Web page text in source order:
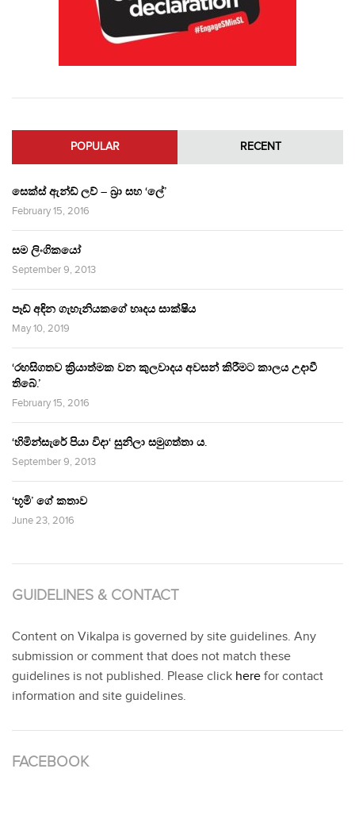
POPULAR RECENT
සෙක්ස් ඇන්ඩ් ලව් – බ්‍රා සහ ‘ලේ’
February 15, 2016
සම ලිංගිකයෝ
September 9, 2013
පෑඩ් අඳින ගැහැනියකගේ හෘදය සාක්ෂිය
May 10, 2019
‘රහසිගතව ක්‍රියාත්මක වන කුලවාදය අවසන් කිරීමට කාලය උදාවී
තිබේ.’
February 15, 2016
‘හිමින්සැරේ පියා විදා‘ සුනිලා සමුගත්තා ය.
September 9, 2013
‘භූමි’ ගේ කතාව
June 23, 2016
GUIDELINES & CONTACT
Content on Vikalpa is governed by site guidelines. Any
submission or comment that does not match these
guidelines is not published. Please click here for contact
information and site guidelines.
FACEBOOK